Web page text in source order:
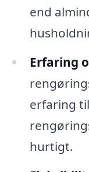
end
Erfaring
erfaring
hurtigt.